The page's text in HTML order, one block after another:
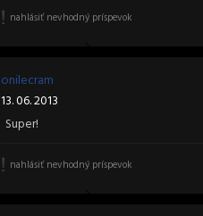
nahlásiť nevhodný príspevok
onilecram
13. 06. 2013
Super!
nahlásiť nevhodný príspevok